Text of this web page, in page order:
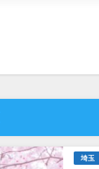
埼玉